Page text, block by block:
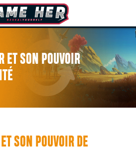
ET SON POUVOIR
SON POUVOIR DE